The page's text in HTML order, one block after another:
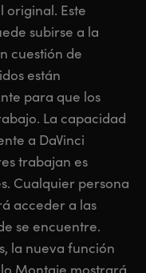
original. Este
subirse a la
cuestión de
están
para que los
La capacidad
a DaVinci
trabajan es
Cualquier persona
acceder a las
se encuentre.
la nueva función